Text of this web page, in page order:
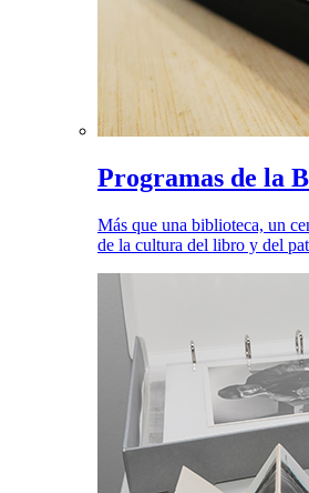
Programas de la
Más que una biblioteca, un
de la cultura del libro y del